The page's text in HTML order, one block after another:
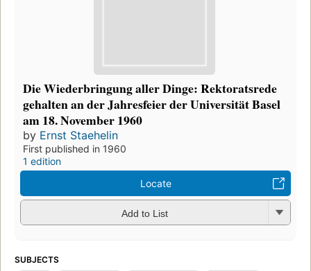
Die Wiederbringung aller Dinge: Rektoratsrede
gehalten an der Jahresfeier der Universität Basel
am 18. November 1960
by Ernst Staehelin
First published in 1960
1 edition
Locate
Add to List
SUBJECTS